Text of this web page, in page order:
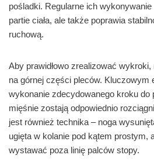
pośladki. Regularne ich
partie ciała, ale także poprawia
ruchową.
Aby prawidłowo zrealizować
na górnej części pleców. Kluczowym
wykonanie zdecydowanego kroku do
mięśnie zostają odpowiednio
jest również technika – noga
ugięta w kolanie pod kątem prostym,
wystawać poza linię palców stopy.